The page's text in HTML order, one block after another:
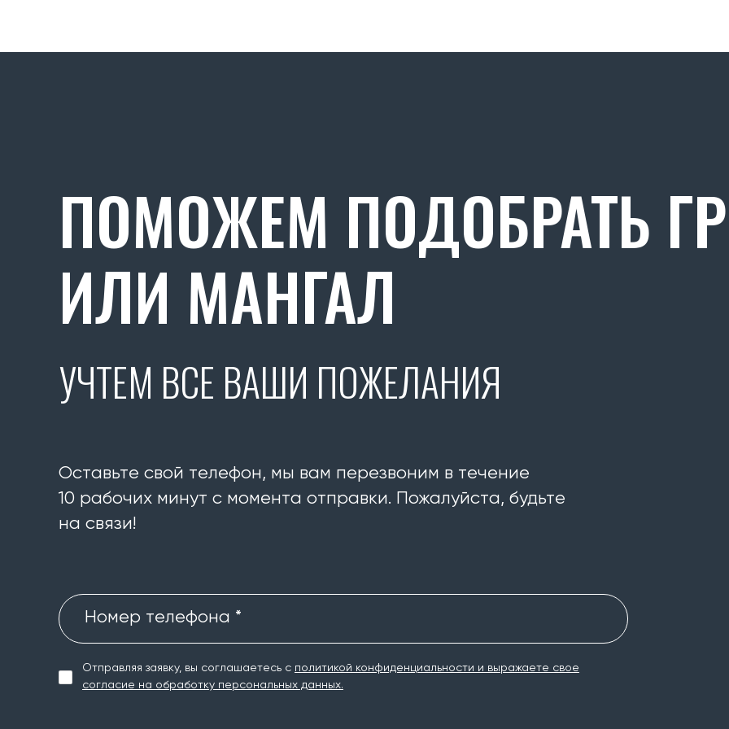
ПОМОЖЕМ ПОДОБРАТЬ
ИЛИ МАНГАЛ
УЧТЕМ ВСЕ ВАШИ ПОЖЕЛАНИЯ
Оставьте свой телефон, мы вам перезвоним в течение
10 рабочих минут с момента отправки. Пожалуйста, будьте
на связи!
Номер телефона *
Отправляя заявку, вы соглашаетесь с политикой конфиденциальности и выражаете свое
согласие на обработку персональных данных.